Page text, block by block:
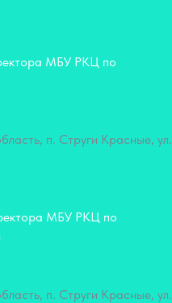
МБУ РКЦ по
п. Струги Красные, ул.
МБУ РКЦ по
п. Струги Красные, ул.